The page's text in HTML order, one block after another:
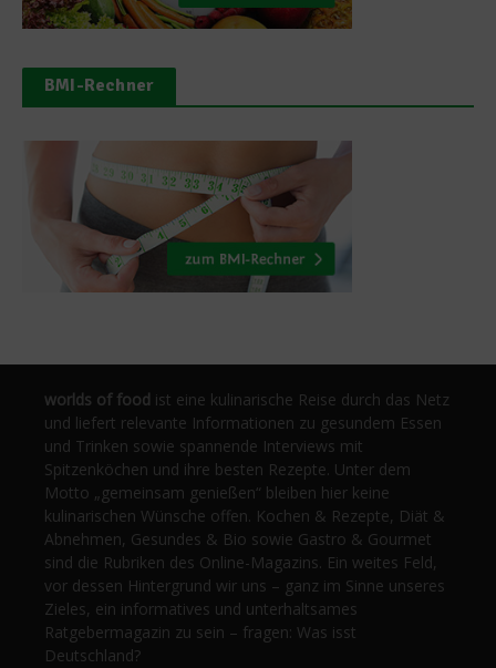
BMI-Rechner
worlds of food ist eine kulinarische Reise durch das Netz
und liefert relevante Informationen zu gesundem Essen
und Trinken sowie spannende Interviews mit
Spitzenköchen und ihre besten Rezepte. Unter dem
Motto „gemeinsam genießen“ bleiben hier keine
kulinarischen Wünsche offen. Kochen & Rezepte, Diät &
Abnehmen, Gesundes & Bio sowie Gastro & Gourmet
sind die Rubriken des Online-Magazins. Ein weites Feld,
vor dessen Hintergrund wir uns – ganz im Sinne unseres
Zieles, ein informatives und unterhaltsames
Ratgebermagazin zu sein – fragen: Was isst
Deutschland?